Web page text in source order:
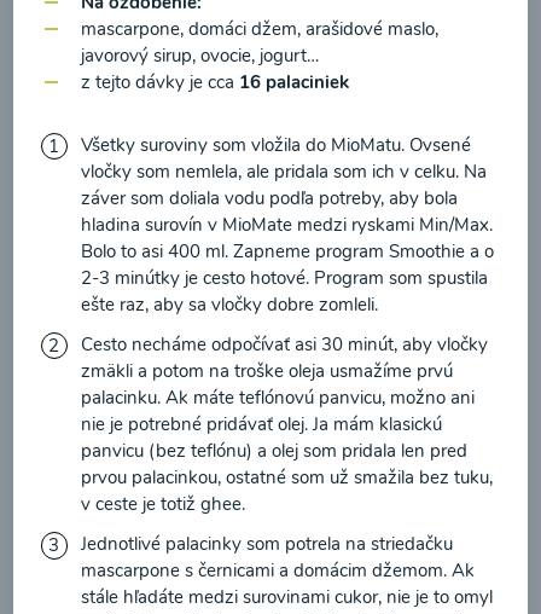
Brokolicové cappuccino
00:25 Zobraziť
Načítať ďalšie
Kaše
mascarpone, domáci džem, arašidové maslo,
javorový sirup, ovocie, jogurt…
z tejto dávky je cca 16 palaciniek
Všetky suroviny som vložila do MioMatu. Ovsené
vločky som nemlela, ale pridala som ich v celku. Na
záver som doliala vodu podľa potreby, aby bola
hladina surovín v MioMate medzi ryskami Min/Max.
Bolo to asi 400 ml. Zapneme program Smoothie a o
2-3 minútky je cesto hotové. Program som spustila
ešte raz, aby sa vločky dobre zomleli.
Cesto necháme odpočívať asi 30 minút, aby vločky
zmäkli a potom na troške oleja usmažíme prvú
palacinku. Ak máte teflónovú panvicu, možno ani
nie je potrebné pridávať olej. Ja mám klasickú
panvicu (bez teflónu) a olej som pridala len pred
prvou palacinkou, ostatné som už smažila bez tuku,
v ceste je totiž ghee.
Jednotlivé palacinky som potrela na striedačku
mascarpone s černicami a domácim džemom. Ak
stále hľadáte medzi surovinami cukor, nie je to omyl
prečítal(a)informácie o Ochrane osobných
údajova súhlasím s nimi.